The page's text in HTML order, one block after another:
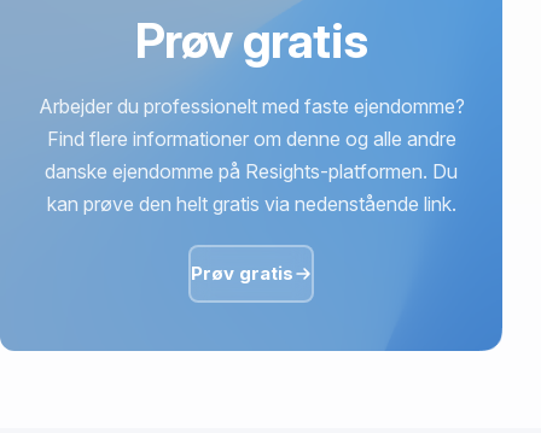
Prøv gratis
Arbejder du professionelt med faste ejendomme?
Find flere informationer om denne og alle andre
danske ejendomme på Resights-platformen. Du
kan prøve den helt gratis via nedenstående link.
Prøv gratis